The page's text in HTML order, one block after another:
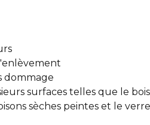
dommage
surfaces telles que le
sèches peintes et le verre